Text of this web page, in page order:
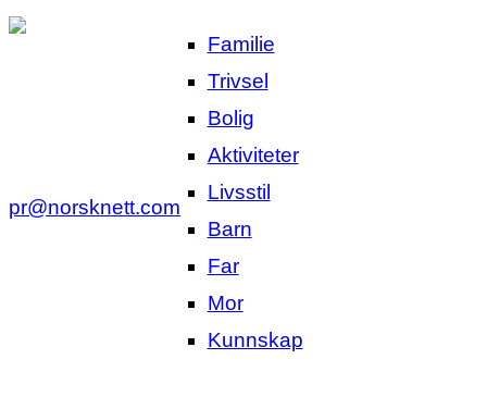
Familie
Trivsel
Bolig
Aktiviteter
Livsstil
Barn
Far
Mor
Kunnskap
pr@norsknett.com